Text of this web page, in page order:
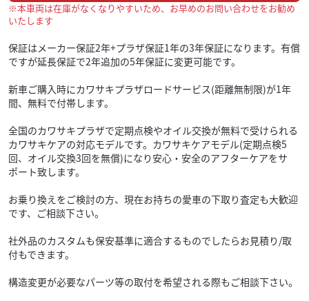
※本車両は在庫がなくなりやすいため、お早めのお問い合わせをお勧め
いたします
保証はメーカー保証2年+プラザ保証1年の3年保証になります。有償
ですが延長保証で2年追加の5年保証に変更可能です。
新車ご購入時にカワサキプラザロードサービス(距離無制限)が1年
間、無料で付帯します。
全国のカワサキプラザで定期点検やオイル交換が無料で受けられる
カワサキケアの対応モデルです。カワサキケアモデル(定期点検5
回、オイル交換3回を無償)になり安心・安全のアフターケアをサ
ポート致します。
お乗り換えをご検討の方、現在お持ちの愛車の下取り査定も大歓迎
です、ご相談下さい。
社外品のカスタムも保安基準に適合するものでしたらお見積り/取
付もできます。
構造変更が必要なパーツ等の取付を希望される際もご相談下さい。